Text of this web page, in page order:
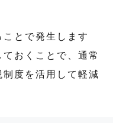
とで発生します
おくことで、通常
度を活用して軽減